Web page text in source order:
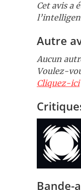
Cet avis a
Autre
Aucun
Voulez-
Cliquez-ici
Bande-